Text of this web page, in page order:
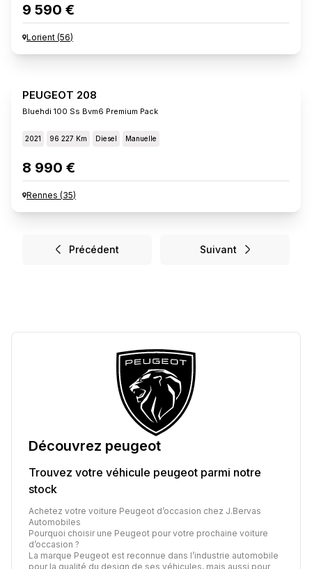
9 590 €
Lorient (56)
PEUGEOT 208
Bluehdi 100 Ss Bvm6 Premium Pack
2021 96 227 Km Diesel Manuelle
8 990 €
Rennes (35)
Précédent Suivant
Découvrez peugeot
Trouvez votre véhicule peugeot parmi notre
stock
Achetez votre voiture Peugeot d’occasion chez J.Bervas
Automobiles
Pourquoi choisir une Peugeot pour votre prochaine voiture
d’occasion ?
La marque Peugeot est reconnue dans l’industrie automobile
pour la qualité du design de ses véhicules, mais aussi pour